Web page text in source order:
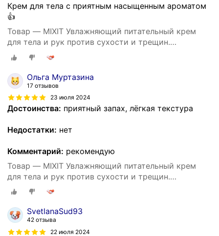
Крем для тела с приятным насыщенным ароматом
👍
Товар — MIXIT Увлажняющий питательный крем
для тела и рук против сухости и трещин.
Восстанавливающее средство для ухода за кожей
тела c пантенолом и маслом виноградных косточек
SUPER FOOD
Ольга Муртазина
17 отзывов
23 июля 2024
Достоинства: приятный запах, лёгкая текстура
Недостатки: нет
Комментарий: рекомендую
Товар — MIXIT Увлажняющий питательный крем
для тела и рук против сухости и трещин.
Восстанавливающее средство для ухода за кожей
тела c пантенолом и маслом виноградных косточек
SUPER FOOD
SvetlanaSud93
42 отзыва
22 июля 2024